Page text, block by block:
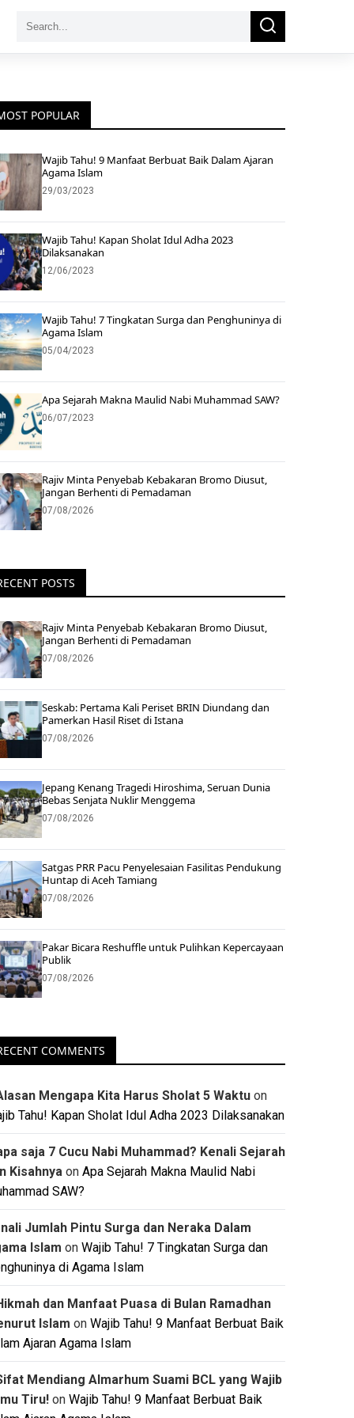
Search
Search
POPULAR
Wajib Tahu! 9 Manfaat Berbuat Baik Dalam Ajaran
Agama Islam
29/03/2023
Wajib Tahu! Kapan Sholat Idul Adha 2023
Dilaksanakan
12/06/2023
Wajib Tahu! 7 Tingkatan Surga dan Penghuninya di
Agama Islam
05/04/2023
Apa Sejarah Makna Maulid Nabi Muhammad SAW?
06/07/2023
Rajiv Minta Penyebab Kebakaran Bromo Diusut,
Jangan Berhenti di Pemadaman
07/08/2026
POSTS
Rajiv Minta Penyebab Kebakaran Bromo Diusut,
Jangan Berhenti di Pemadaman
07/08/2026
Seskab: Pertama Kali Periset BRIN Diundang dan
Pamerkan Hasil Riset di Istana
07/08/2026
Jepang Kenang Tragedi Hiroshima, Seruan Dunia
Bebas Senjata Nuklir Menggema
07/08/2026
Satgas PRR Pacu Penyelesaian Fasilitas Pendukung
Huntap di Aceh Tamiang
07/08/2026
Pakar Bicara Reshuffle untuk Pulihkan Kepercayaan
Publik
07/08/2026
COMMENTS
Mengapa Kita Harus Sholat 5 Waktu on
Tahu! Kapan Sholat Idul Adha 2023 Dilaksanakan
saja 7 Cucu Nabi Muhammad? Kenali Sejarah
Kisahnya on Apa Sejarah Makna Maulid Nabi
SAW?
Jumlah Pintu Surga dan Neraka Dalam
Islam on Wajib Tahu! 7 Tingkatan Surga dan
di Agama Islam
dan Manfaat Puasa di Bulan Ramadhan
Islam on Wajib Tahu! 9 Manfaat Berbuat Baik
Ajaran Agama Islam
Mendiang Almarhum Suami BCL yang Wajib
Tiru! on Wajib Tahu! 9 Manfaat Berbuat Baik